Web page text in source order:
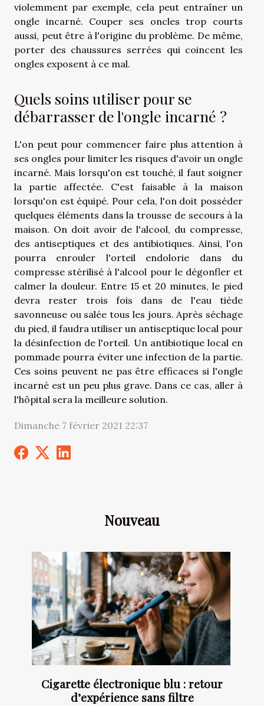
violemment par exemple, cela peut entraîner un
ongle incarné. Couper ses oncles trop courts
aussi, peut être à l'origine du problème. De même,
porter des chaussures serrées qui coincent les
ongles exposent à ce mal.
Quels soins utiliser pour se
débarrasser de l'ongle incarné ?
L'on peut pour commencer faire plus attention à
ses ongles pour limiter les risques d'avoir un ongle
incarné. Mais lorsqu'on est touché, il faut soigner
la partie affectée. C'est faisable à la maison
lorsqu'on est équipé. Pour cela, l'on doit posséder
quelques éléments dans la trousse de secours à la
maison. On doit avoir de l'alcool, du compresse,
des antiseptiques et des antibiotiques. Ainsi, l'on
pourra enrouler l'orteil endolorie dans du
compresse stérilisé à l'alcool pour le dégonfler et
calmer la douleur. Entre 15 et 20 minutes, le pied
devra rester trois fois dans de l'eau tiède
savonneuse ou salée tous les jours. Après séchage
du pied, il faudra utiliser un antiseptique local pour
la désinfection de l'orteil. Un antibiotique local en
pommade pourra éviter une infection de la partie.
Ces soins peuvent ne pas être efficaces si l'ongle
incarné est un peu plus grave. Dans ce cas, aller à
l'hôpital sera la meilleure solution.
Dimanche 7 février 2021 22:37
Nouveau
Cigarette électronique blu : retour
d’expérience sans filtre